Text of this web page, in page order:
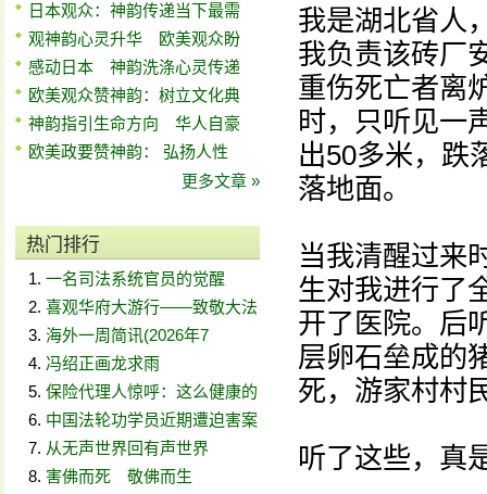
日本观众：神韵传递当下最需
观神韵心灵升华 欧美观众盼
感动日本 神韵洗涤心灵传递
欧美观众赞神韵：树立文化典
神韵指引生命方向 华人自豪
欧美政要赞神韵： 弘扬人性
更多文章 »
热门排行
一名司法系统官员的觉醒
喜观华府大游行——致敬大法
海外一周简讯(2026年7
冯绍正画龙求雨
保险代理人惊呼：这么健康的
中国法轮功学员近期遭迫害案
从无声世界回有声世界
害佛而死 敬佛而生
我是湖北省人
我负责该砖厂
重伤死亡者离
时，只听见一
出50多米，跌
落地面。
当我清醒过来
生对我进行了
开了医院。后
层卵石垒成的
死，游家村村
听了这些，真